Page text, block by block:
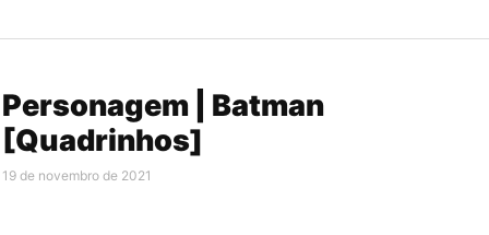
Personagem | Batman
[Quadrinhos]
19 de novembro de 2021